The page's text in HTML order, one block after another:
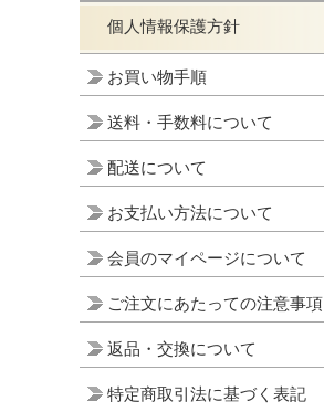
個人情報保護方針
お買い物手順
送料・手数料について
配送について
お支払い方法について
会員のマイページについて
ご注文にあたっての注意事項
返品・交換について
特定商取引法に基づく表記